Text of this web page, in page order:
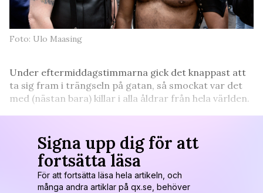
Foto: Ulo Maasing
Under eftermiddagstimmarna gick det knappast att
ta sig fram i trängseln på gatan, så smockat var det
med (nästan bara) killar i alla åldrar från hela världen.
Signa upp dig för att
fortsätta läsa
För att fortsätta läsa hela artikeln, och
många andra artiklar på qx.se, behöver